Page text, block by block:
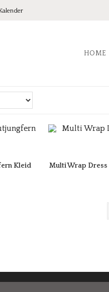
HOME
Kleid
Multi Wrap